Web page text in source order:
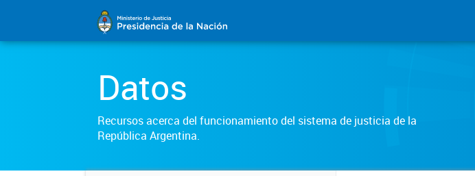
Datos
Recursos acerca del funcionamiento del sistema de justicia de la
República Argentina.